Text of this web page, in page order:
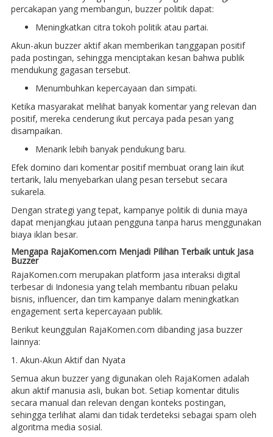
percakapan yang membangun, buzzer politik dapat:
Meningkatkan citra tokoh politik atau partai.
Akun-akun buzzer aktif akan memberikan tanggapan positif
pada postingan, sehingga menciptakan kesan bahwa publik
mendukung gagasan tersebut.
Menumbuhkan kepercayaan dan simpati.
Ketika masyarakat melihat banyak komentar yang relevan dan
positif, mereka cenderung ikut percaya pada pesan yang
disampaikan.
Menarik lebih banyak pendukung baru.
Efek domino dari komentar positif membuat orang lain ikut
tertarik, lalu menyebarkan ulang pesan tersebut secara
sukarela.
Dengan strategi yang tepat, kampanye politik di dunia maya
dapat menjangkau jutaan pengguna tanpa harus menggunakan
biaya iklan besar.
Mengapa RajaKomen.com Menjadi Pilihan Terbaik untuk Jasa
Buzzer
RajaKomen.com merupakan platform jasa interaksi digital
terbesar di Indonesia yang telah membantu ribuan pelaku
bisnis, influencer, dan tim kampanye dalam meningkatkan
engagement serta kepercayaan publik.
Berikut keunggulan RajaKomen.com dibanding jasa buzzer
lainnya:
1. Akun-Akun Aktif dan Nyata
Semua akun buzzer yang digunakan oleh RajaKomen adalah
akun aktif manusia asli, bukan bot. Setiap komentar ditulis
secara manual dan relevan dengan konteks postingan,
sehingga terlihat alami dan tidak terdeteksi sebagai spam oleh
algoritma media sosial.